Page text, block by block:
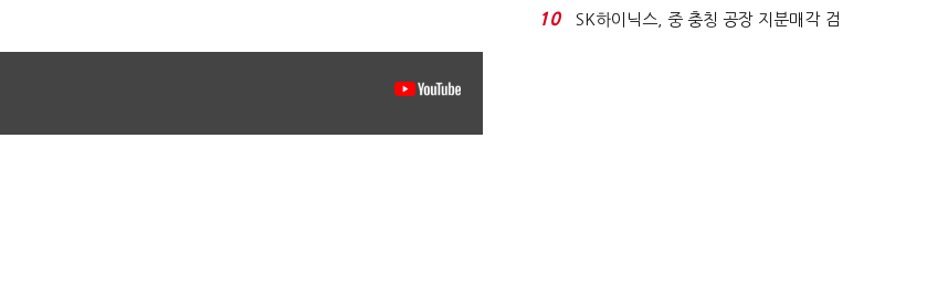
친청계 "신천지 오...
10
SK하이닉스, 중 충칭 공장 지분매각 검